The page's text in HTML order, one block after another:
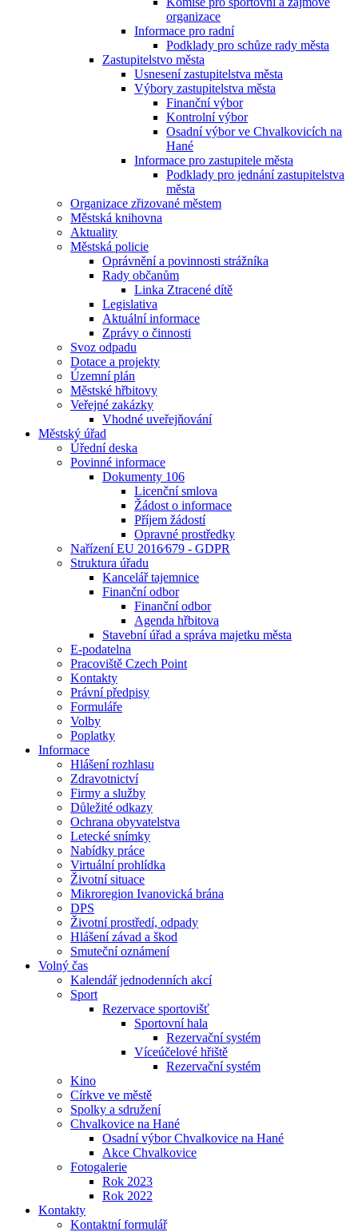
organizace
Informace pro radní
Podklady pro schůze rady města
Zastupitelstvo města
Usnesení zastupitelstva města
Výbory zastupitelstva města
Finanční výbor
Kontrolní výbor
Osadní výbor ve Chvalkovicích na
Hané
Informace pro zastupitele města
Podklady pro jednání zastupitelstva
města
Organizace zřizované městem
Městská knihovna
Aktuality
Městská policie
Oprávnění a povinnosti strážníka
Rady občanům
Linka Ztracené dítě
Legislativa
Aktuální informace
Zprávy o činnosti
Svoz odpadu
Dotace a projekty
Územní plán
Městské hřbitovy
Veřejné zakázky
Vhodné uveřejňování
Městský úřad
Úřední deska
Povinné informace
Dokumenty 106
Licenční smlova
Žádost o informace
Příjem žádostí
Opravné prostředky
Nařízení EU 2016⁄679 - GDPR
Struktura úřadu
Kancelář tajemnice
Finanční odbor
Finanční odbor
Agenda hřbitova
Stavební úřad a správa majetku města
E-podatelna
Pracoviště Czech Point
Kontakty
Právní předpisy
Formuláře
Volby
Poplatky
Informace
Hlášení rozhlasu
Zdravotnictví
Firmy a služby
Důležité odkazy
Ochrana obyvatelstva
Letecké snímky
Nabídky práce
Virtuální prohlídka
Životní situace
Mikroregion Ivanovická brána
DPS
Životní prostředí, odpady
Hlášení závad a škod
Smuteční oznámení
Volný čas
Kalendář jednodenních akcí
Sport
Rezervace sportovišť
Sportovní hala
Rezervační systém
Víceúčelové hřiště
Rezervační systém
Kino
Církve ve městě
Spolky a sdružení
Chvalkovice na Hané
Osadní výbor Chvalkovice na Hané
Akce Chvalkovice
Fotogalerie
Rok 2023
Rok 2022
Kontakty
Kontaktní formulář